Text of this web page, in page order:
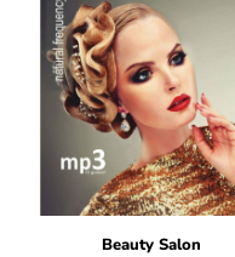
Beauty Salon